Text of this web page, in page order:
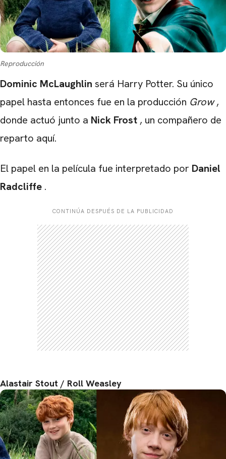
Reproducción
Dominic McLaughlin será Harry Potter. Su único
papel hasta entonces fue en la producción Grow,
donde actuó junto a Nick Frost , un compañero de
reparto aquí.
El papel en la película fue interpretado por Daniel
Radcliffe .
CONTINÚA DESPUÉS DE LA PUBLICIDAD
Alastair Stout / Roll Weasley